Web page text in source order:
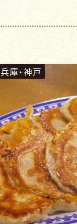
兵庫・神戸